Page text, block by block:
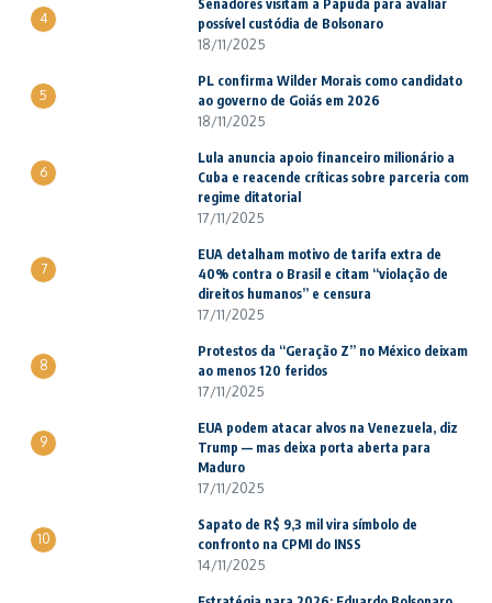
4
Senadores visitam a Papuda para avaliar
possível custódia de Bolsonaro
18/11/2025
5
PL confirma Wilder Morais como candidato
ao governo de Goiás em 2026
18/11/2025
6
Lula anuncia apoio financeiro milionário a
Cuba e reacende críticas sobre parceria com
regime ditatorial
17/11/2025
7
EUA detalham motivo de tarifa extra de
40% contra o Brasil e citam “violação de
direitos humanos” e censura
17/11/2025
8
Protestos da “Geração Z” no México deixam
ao menos 120 feridos
17/11/2025
9
EUA podem atacar alvos na Venezuela, diz
Trump — mas deixa porta aberta para
Maduro
17/11/2025
10
Sapato de R$ 9,3 mil vira símbolo de
confronto na CPMI do INSS
14/11/2025